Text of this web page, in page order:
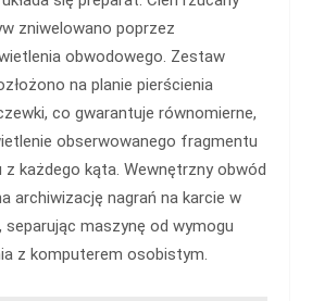
zniwelowano poprzez
obwodowego. Zestaw
na planie pierścienia
co gwarantuje równomierne,
obserwowanego fragmentu
z każdego kąta. Wewnętrzny obwód
archiwizację nagrań na karcie w
separując maszynę od wymogu
z komputerem osobistym.